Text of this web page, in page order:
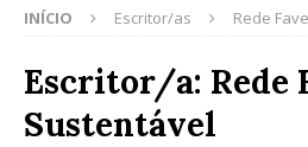
INÍCIO Escritor/as Rede
Escritor/a: Rede
Sustentável